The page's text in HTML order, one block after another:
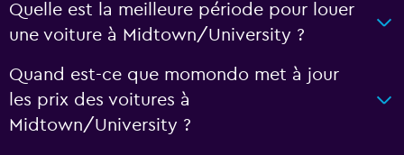
Quelle est la meilleure période pour louer
une voiture à Midtown/University ?
Quand est-ce que momondo met à jour
les prix des voitures à
Midtown/University ?